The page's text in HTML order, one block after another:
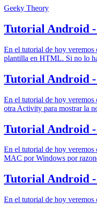
Geeky Theory
Tutorial Android -
En el tutorial de hoy
plantilla en HTML. Si no lo
Tutorial Android -
En el tutorial de hoy
otra Activity para mostrar la
Tutorial Android -
En el tutorial de hoy veremos
MAC por Windows por
Tutorial Android -
En el tutorial de hoy